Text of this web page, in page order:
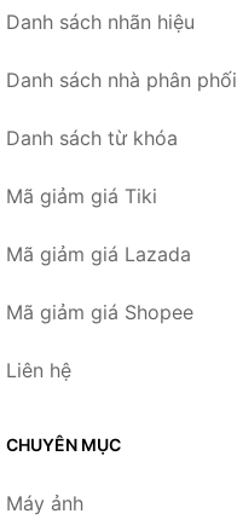
Danh sách nhãn hiệu
Danh sách nhà phân phối
Danh sách từ khóa
Mã giảm giá Tiki
Mã giảm giá Lazada
Mã giảm giá Shopee
Liên hệ
CHUYÊN MỤC
Máy ảnh